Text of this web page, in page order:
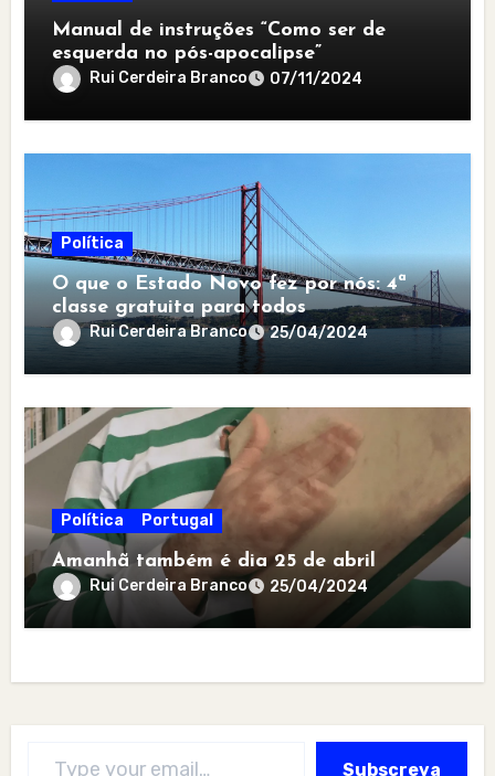
Manual de instruções “Como ser de
esquerda no pós-apocalipse”
Rui Cerdeira Branco 07/11/2024
Política
O que o Estado Novo fez por nós: 4ª
classe gratuita para todos
Rui Cerdeira Branco 25/04/2024
Política Portugal
Amanhã também é dia 25 de abril
Rui Cerdeira Branco 25/04/2024
Subscreva